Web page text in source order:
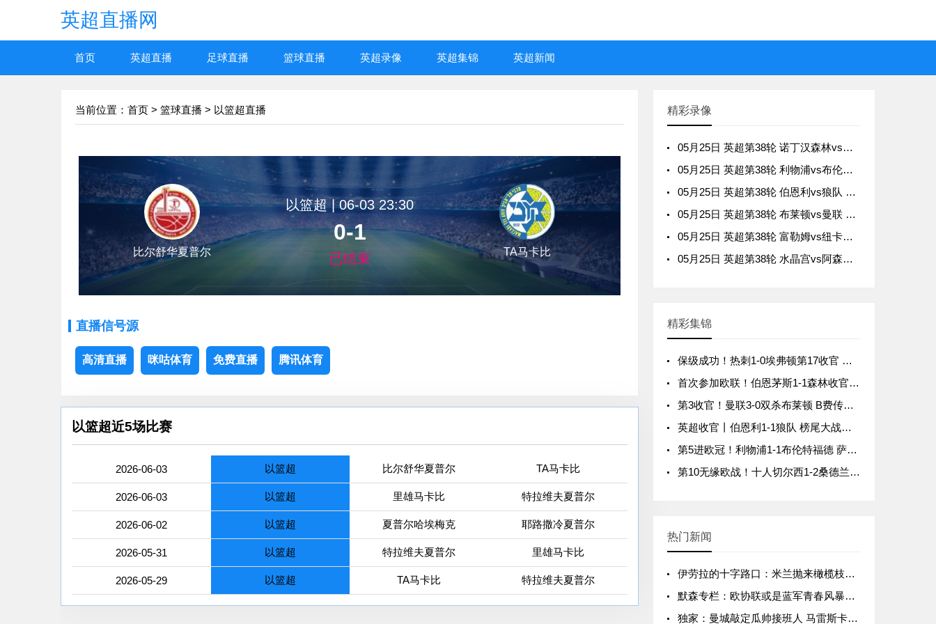
英超直播网
首页 英超直播 足球直播 篮球直播 英超录像 英超集锦 英超新闻
当前位置： 首页 > 篮球直播 > 以篮超直播
比尔舒华夏普尔
以篮超 | 06-03 23:30
0-1
已结束 TA马卡比
直播信号源
高清直播 咪咕体育 免费直播 腾讯体育
以篮超近5场比赛
2026-06-03 以篮超 比尔舒华夏普尔 TA马卡比
2026-06-03 以篮超 里雄马卡比 特拉维夫夏普尔
2026-06-02 以篮超 夏普尔哈埃梅克 耶路撒冷夏普尔
2026-05-31 以篮超 特拉维夫夏普尔 里雄马卡比
2026-05-29 以篮超 TA马卡比 特拉维夫夏普尔
精彩录像
05月25日 英超第38轮 诺丁汉森林vs伯恩茅斯 全场录像
05月25日 英超第38轮 利物浦vs布伦特福德 全场录像
05月25日 英超第38轮 伯恩利vs狼队 全场录像
05月25日 英超第38轮 布莱顿vs曼联 全场录像
05月25日 英超第38轮 富勒姆vs纽卡斯尔联 全场录像
05月25日 英超第38轮 水晶宫vs阿森纳 全场录像
精彩集锦
保级成功！热刺1-0埃弗顿第17收官 帕利尼亚制胜热刺近6轮仅1负
首次参加欧联！伯恩茅斯1-1森林收官 塔韦尼耶救主怀特远射破门
第3收官！曼联3-0双杀布莱顿 B费传射+21助破纪录独享英超助攻王
英超收官丨伯恩利1-1狼队 榜尾大战握手言和 两队双双降入英冠
第5进欧冠！利物浦1-1布伦特福德 萨拉赫、罗伯逊结束9年红军生涯
第10无缘欧战！十人切尔西1-2桑德兰近9轮仅1胜 桑德兰第7进欧战
热门新闻
伊劳拉的十字路口：米兰抛来橄榄枝，英超失意教头如何抉择？
默森专栏：欧协联或是蓝军青春风暴的最佳舞台
独家：曼城敲定瓜帅接班人 马雷斯卡二度入主伊蒂哈德